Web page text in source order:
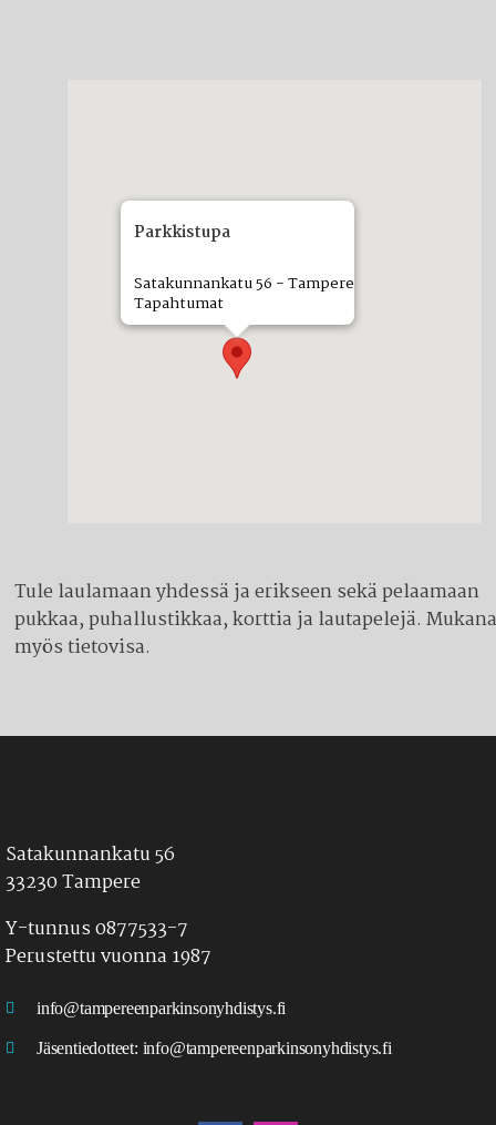
Parkkistupa
Satakunnankatu 56 - Tampere
Tapahtumat
Tule laulamaan yhdessä ja erikseen sekä pelaamaan
pukkaa, puhallustikkaa, korttia ja lautapelejä.
myös tietovisa.
Satakunnankatu 56
33230 Tampere
Y-tunnus 0877533-7
Perustettu vuonna 1987
info@tampereenparkinsonyhdistys.fi
Jäsentiedotteet: info@tampereenparkinsonyhdistys.fi